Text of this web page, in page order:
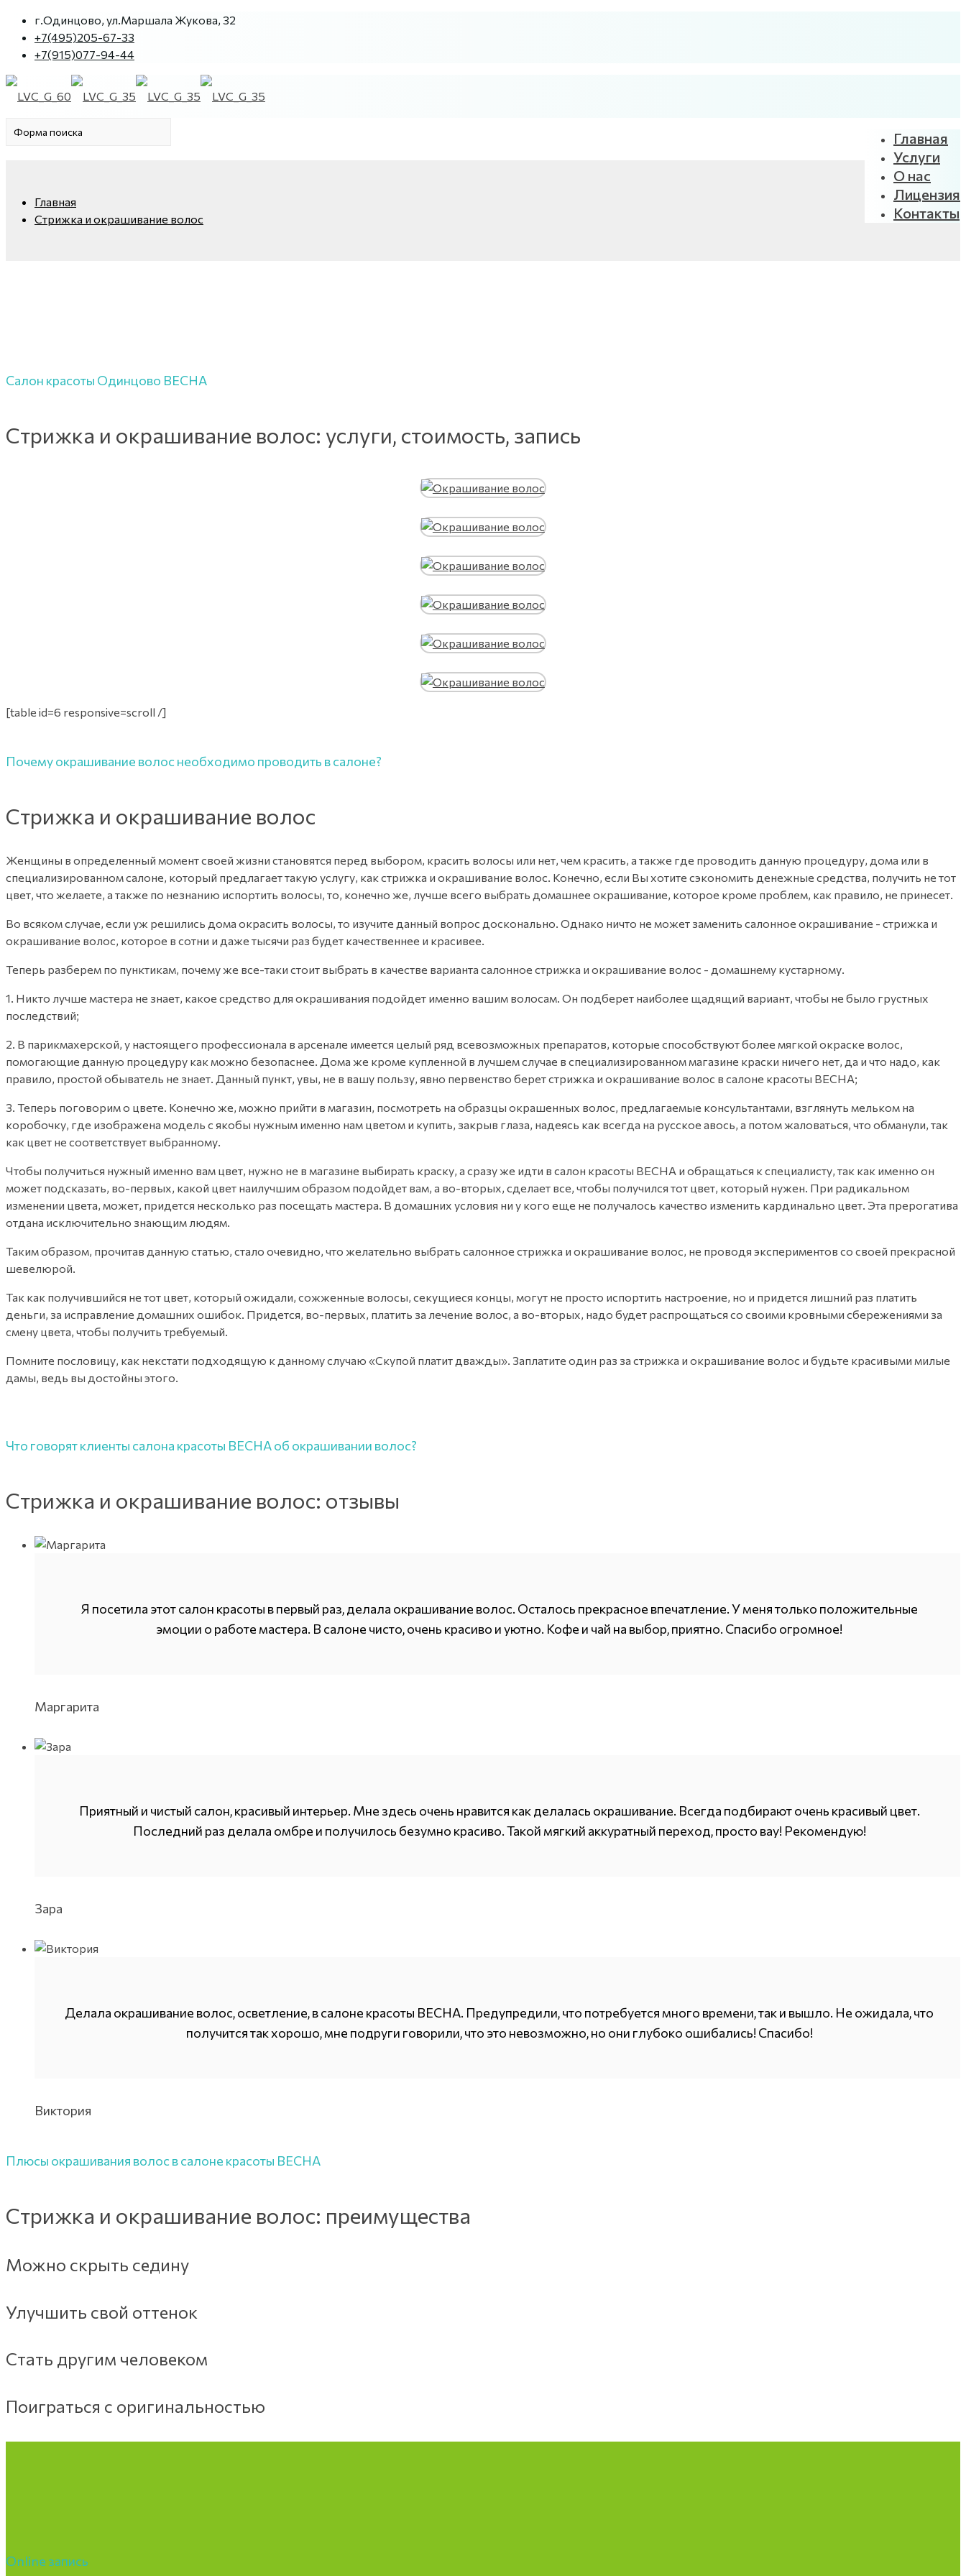
г.Одинцово, ул.Маршала Жукова, 32
+7(495)205-67-33
+7(915)077-94-44
Главная
Услуги
О нас
Лицензия
Контакты
Главная
Стрижка и окрашивание волос
Салон красоты Одинцово ВЕСНА
Стрижка и окрашивание волос: услуги, стоимость, запись
[table id=6 responsive=scroll /]
Почему окрашивание волос необходимо проводить в салоне?
Стрижка и окрашивание волос
Женщины в определенный момент своей жизни становятся перед выбором, красить волосы или нет, чем красить, а также где проводить данную процедуру, дома или в
специализированном салоне, который предлагает такую услугу, как стрижка и окрашивание волос. Конечно, если Вы хотите сэкономить денежные средства, получить не тот
цвет, что желаете, а также по незнанию испортить волосы, то, конечно же, лучше всего выбрать домашнее окрашивание, которое кроме проблем, как правило, не принесет.
Во всяком случае, если уж решились дома окрасить волосы, то изучите данный вопрос досконально. Однако ничто не может заменить салонное окрашивание - стрижка и
окрашивание волос, которое в сотни и даже тысячи раз будет качественнее и красивее.
Теперь разберем по пунктикам, почему же все-таки стоит выбрать в качестве варианта салонное стрижка и окрашивание волос - домашнему кустарному.
1. Никто лучше мастера не знает, какое средство для окрашивания подойдет именно вашим волосам. Он подберет наиболее щадящий вариант, чтобы не было грустных
последствий;
2. В парикмахерской, у настоящего профессионала в арсенале имеется целый ряд всевозможных препаратов, которые способствуют более мягкой окраске волос,
помогающие данную процедуру как можно безопаснее. Дома же кроме купленной в лучшем случае в специализированном магазине краски ничего нет, да и что надо, как
правило, простой обыватель не знает. Данный пункт, увы, не в вашу пользу, явно первенство берет стрижка и окрашивание волос в салоне красоты ВЕСНА;
3. Теперь поговорим о цвете. Конечно же, можно прийти в магазин, посмотреть на образцы окрашенных волос, предлагаемые консультантами, взглянуть мельком на
коробочку, где изображена модель с якобы нужным именно нам цветом и купить, закрыв глаза, надеясь как всегда на русское авось, а потом жаловаться, что обманули, так
как цвет не соответствует выбранному.
Чтобы получиться нужный именно вам цвет, нужно не в магазине выбирать краску, а сразу же идти в салон красоты ВЕСНА и обращаться к специалисту, так как именно он
может подсказать, во-первых, какой цвет наилучшим образом подойдет вам, а во-вторых, сделает все, чтобы получился тот цвет, который нужен. При радикальном
изменении цвета, может, придется несколько раз посещать мастера. В домашних условия ни у кого еще не получалось качество изменить кардинально цвет. Эта прерогатива
отдана исключительно знающим людям.
Таким образом, прочитав данную статью, стало очевидно, что желательно выбрать салонное стрижка и окрашивание волос, не проводя экспериментов со своей прекрасной
шевелюрой.
Так как получившийся не тот цвет, который ожидали, сожженные волосы, секущиеся концы, могут не просто испортить настроение, но и придется лишний раз платить
деньги, за исправление домашних ошибок. Придется, во-первых, платить за лечение волос, а во-вторых, надо будет распрощаться со своими кровными сбережениями за
смену цвета, чтобы получить требуемый.
Помните пословицу, как некстати подходящую к данному случаю «Скупой платит дважды». Заплатите один раз за стрижка и окрашивание волос и будьте красивыми милые
дамы, ведь вы достойны этого.
Что говорят клиенты салона красоты ВЕСНА об окрашивании волос?
Стрижка и окрашивание волос: отзывы
Я посетила этот салон красоты в первый раз, делала окрашивание волос. Осталось прекрасное впечатление. У меня только положительные
эмоции о работе мастера. В салоне чисто, очень красиво и уютно. Кофе и чай на выбор, приятно. Спасибо огромное!
Маргарита
Приятный и чистый салон, красивый интерьер. Мне здесь очень нравится как делалась окрашивание. Всегда подбирают очень красивый цвет.
Последний раз делала омбре и получилось безумно красиво. Такой мягкий аккуратный переход, просто вау! Рекомендую!
Зара
Делала окрашивание волос, осветление, в салоне красоты ВЕСНА. Предупредили, что потребуется много времени, так и вышло. Не ожидала, что
получится так хорошо, мне подруги говорили, что это невозможно, но они глубоко ошибались! Спасибо!
Виктория
Плюсы окрашивания волос в салоне красоты ВЕСНА
Стрижка и окрашивание волос: преимущества
Можно скрыть седину
Улучшить свой оттенок
Стать другим человеком
Поиграться с оригинальностью
Online запись